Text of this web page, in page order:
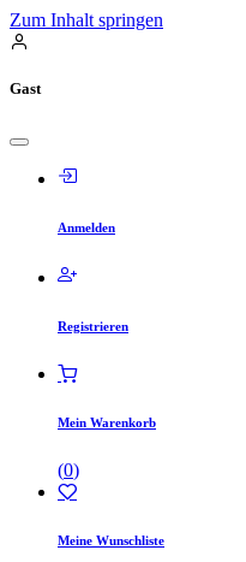
Zum Inhalt springen
Gast
Anmelden
Registrieren
Mein Warenkorb
(0)
Meine Wunschliste